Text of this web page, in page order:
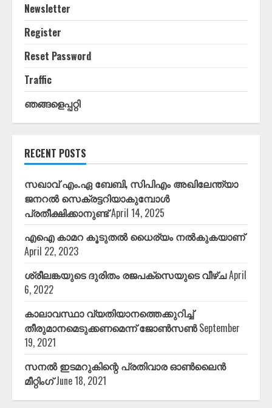
Newsletter
Register
Reset Password
Traffic
ഞങ്ങളെപ്പറ്റി
RECENT POSTS
സഖാവ് എം.ഏ ബേബി, സിപിഎം അഖിലേന്ത്യാ
ജനറൽ സെക്രട്ടറിയാകുമ്പോൾ
പ്രതീക്ഷിക്കാനുണ്ട്April 14, 2025
എഐ കാമറ കൂടുതൽ ധൈര്യം നൽകുകയാണ്
April 22, 2023
ശ്രീലങ്കയുടെ ദുരിതം രജപക്സെയുടെ വീഴ്ചApril
6, 2022
കാലാവസ്ഥാ വ്യതിയാനത്തെക്കുറിച്ച്
തീരുമാനമെടുക്കണമെന്ന് ജോൺസൺ September
19, 2021
സനൽ ഇടമറുകിന്റെ പ്രതിവാര ഓൺലൈൻ
മീറ്റിംഗ് June 18, 2021